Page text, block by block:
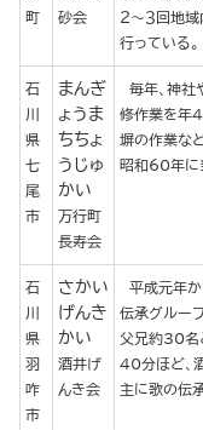
町
砂会
２～３回地
行っている。
石
川
県
七
尾
市
まんぎ
ょうま
ちちょ
うじゅ
かい
万行町
長寿会
毎年、神社
修作業を年
塀の作業な
昭和60年に
石
川
県
羽
咋
市
さかい
げんき
かい
酒井げ
んき会
平成元年か
伝承グルー
父兄約30名
40分ほど、
主に歌の伝